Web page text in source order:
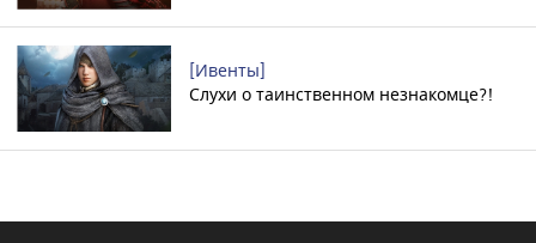
[Ивенты]
Слухи о таинственном незнакомце?!